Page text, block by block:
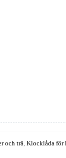
och trä Klocklåda för